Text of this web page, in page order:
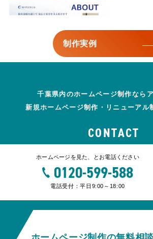
制作実例
千葉県内のホームページ制作なら
新規ホームページ制作・リニューアル
CONTACT
ホームページを見た、とお電話ください
0120-599-588
電話受付：平日9:00～18:00